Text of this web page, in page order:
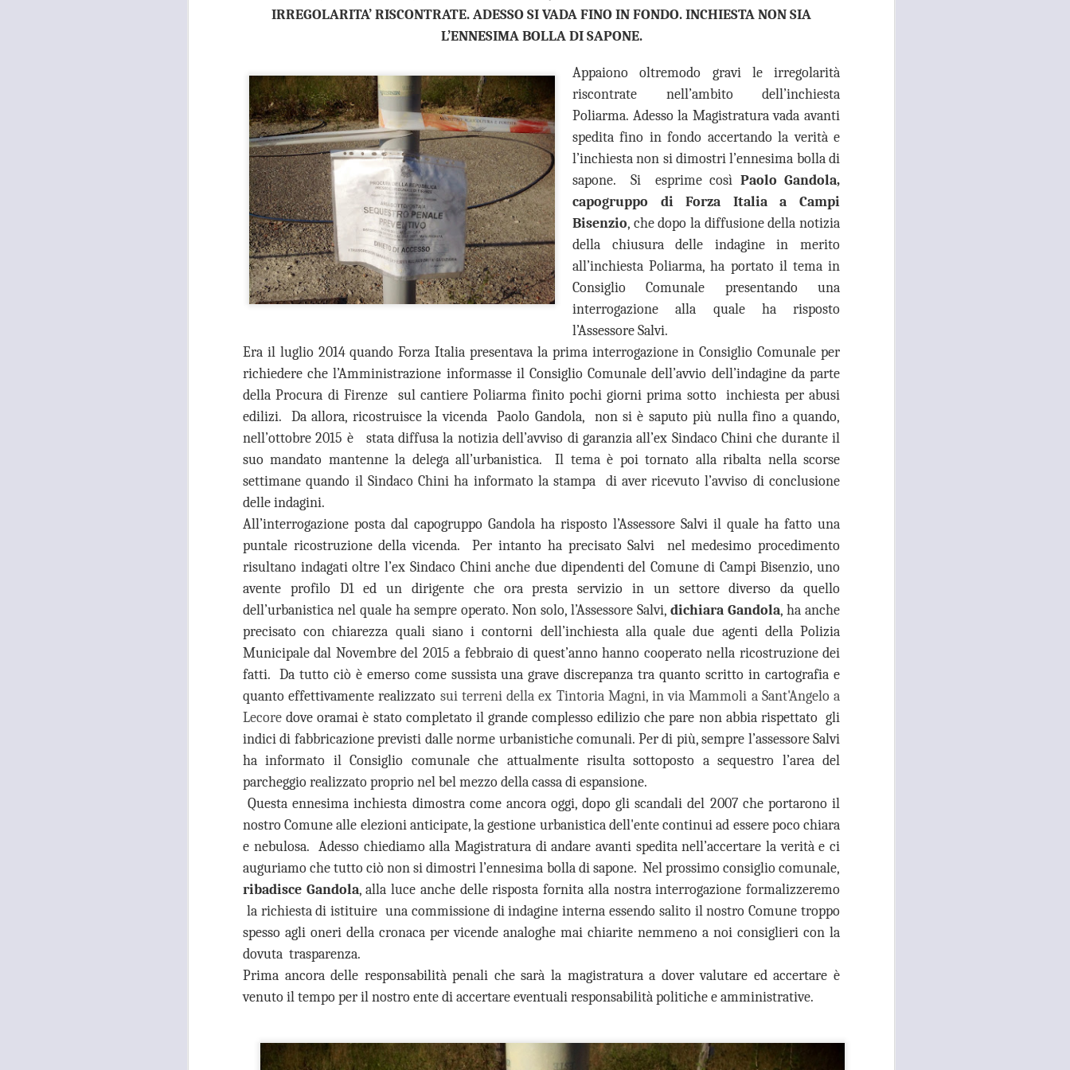
IRREGOLARITA’ RISCONTRATE. ADESSO SI VADA FINO IN FONDO. INCHIESTA NON SIA
L’ENNESIMA BOLLA DI SAPONE.
Appaiono oltremodo gravi le irregolarità
riscontrate nell’ambito dell’inchiesta
Poliarma. Adesso la Magistratura vada avanti
spedita fino in fondo accertando la verità e
l’inchiesta non si dimostri l’ennesima bolla di
sapone. Si esprime così Paolo Gandola,
capogruppo di Forza Italia a Campi
Bisenzio, che dopo la diffusione della notizia
della chiusura delle indagine in merito
all’inchiesta Poliarma, ha portato il tema in
Consiglio Comunale presentando una
interrogazione alla quale ha risposto
l’Assessore Salvi.
Era il luglio 2014 quando Forza Italia presentava la prima interrogazione in Consiglio Comunale per
richiedere che l’Amministrazione informasse il Consiglio Comunale dell’avvio dell’indagine da parte
della Procura di Firenze sul cantiere Poliarma finito pochi giorni prima sotto inchiesta per abusi
edilizi. Da allora, ricostruisce la vicenda Paolo Gandola, non si è saputo più nulla fino a quando,
nell’ottobre 2015 è stata diffusa la notizia dell’avviso di garanzia all’ex Sindaco Chini che durante il
suo mandato mantenne la delega all’urbanistica. Il tema è poi tornato alla ribalta nella scorse
settimane quando il Sindaco Chini ha informato la stampa di aver ricevuto l’avviso di conclusione
delle indagini.
All’interrogazione posta dal capogruppo Gandola ha risposto l’Assessore Salvi il quale ha fatto una
puntale ricostruzione della vicenda. Per intanto ha precisato Salvi nel medesimo procedimento
risultano indagati oltre l’ex Sindaco Chini anche due dipendenti del Comune di Campi Bisenzio, uno
avente profilo D1 ed un dirigente che ora presta servizio in un settore diverso da quello
dell’urbanistica nel quale ha sempre operato. Non solo, l’Assessore Salvi, dichiara Gandola, ha anche
precisato con chiarezza quali siano i contorni dell’inchiesta alla quale due agenti della Polizia
Municipale dal Novembre del 2015 a febbraio di quest’anno hanno cooperato nella ricostruzione dei
fatti. Da tutto ciò è emerso come sussista una grave discrepanza tra quanto scritto in cartografia e
quanto effettivamente realizzato sui terreni della ex Tintoria Magni, in via Mammoli a Sant'Angelo a
Lecore dove oramai è stato completato il grande complesso edilizio che pare non abbia rispettato gli
indici di fabbricazione previsti dalle norme urbanistiche comunali. Per di più, sempre l’assessore Salvi
ha informato il Consiglio comunale che attualmente risulta sottoposto a sequestro l’area del
parcheggio realizzato proprio nel bel mezzo della cassa di espansione.
Questa ennesima inchiesta dimostra come ancora oggi, dopo gli scandali del 2007 che portarono il
nostro Comune alle elezioni anticipate, la gestione urbanistica dell'ente continui ad essere poco chiara
e nebulosa. Adesso chiediamo alla Magistratura di andare avanti spedita nell’accertare la verità e ci
auguriamo che tutto ciò non si dimostri l’ennesima bolla di sapone. Nel prossimo consiglio comunale,
ribadisce Gandola, alla luce anche delle risposta fornita alla nostra interrogazione formalizzeremo
la richiesta diistituire una commissione di indagine interna essendo salito il nostro Comune troppo
spesso agli oneri della cronaca per vicende analoghe mai chiarite nemmeno a noi consiglieri con la
dovuta trasparenza.
Prima ancora delle responsabilità penali che sarà la magistratura a dover valutare ed accertare è
venuto il tempo per il nostro ente di accertare eventuali responsabilità politiche e amministrative.
“In vista dell’incontro già convocato per il 27 agosto prossimo, con
la conferenza dei sindaci ed i referenti dell’Asl Toscana Centro
della società della salute dell’area metropolitana fiorentina, che
parteciperanno all’incontro, facciano valere le ragioni dei territori
che rappresentano. Non servono balbettii, serve una risposta forte
ed unica contro lo smantellamento in corso del servizio di continuità
assistenziale”.
MOSTRA
TUTANKHAMON,
GANDOLA: “LA
GALLERIA DELLE
CARROZZE È DA
MESI OCCUPATA
SENZA PIÙ ALCUN
TITOLO"
MOSTRA TUTANKHAMON,
GANDOLA: “LA GALLERIA
DELLE CARROZZE È DA MESI
OCCUPATA SENZA PIÙ ALCUN
TITOLO. LA METROCITTÀ
PONGA IN ESSERE TUTTE LE
AZIONI NECESSARIE PER
RIENTRARE IN POSSESSO DEI
“La città Metropolitana di Firenze
rientri in possesso dei locali della
Medici Riccardi, oramai da mesi
occupati senza titolo, dalla
società che gestisce la mostra
AUG
26
MUSEO MANZI,
GANDOLA: MOLTO
BENE
L’INSTALLAZIONE
DEI CARTELLI
STRADALI, ADESSO
PERO’ OCCORRE
ACCELLERARE
LAVORI
MUSEO MANZI, GANDOLA:
DEI CARTELLI STRADALI PER
SEGNALARE IL MUSEO,
ADESSO PERO’ OCCORRE
ACCELLERARE NELL’AVVIO DEI
LAVORI PER LA MESSA IN
SICUREZZA DEI LOCALI
“Finalmente dopo circa 2 anni di
attesa dall’approvazione
presentata l’amministrazione
comunale ha provveduto ad
installare, proprio nei giorni scorsi,
i cartelli stradali che indicano la
presenza del museo Antonio
Manzi, accolto negli splendidi
saloni di villa Rucellai.
AUG
26
GUARDIA MEDICA,
DA MAGGIO A LUGLIO
SI SONO
REGISTRATE A
CAMPI BISENZIO 19
SCOPERTURE DEL
SERVIZIO. GANDOLA:
“UN FATTO
GUARDIA MEDICA, DA MAGGIO
A LUGLIO SI SONO
REGISTRATE A CAMPI
BISENZIO 19 SCOPERTURE
DEL SERVIZIO. GANDOLA: “UN
FATTO INACCETTABILE”
“Continua l’esodo della guardia
medica a Campi Bisenzio. Anche
in questi mesi estivi a causa della
cronica assenza del personale, a
Campi Bisenzio si sono svolte
numerose interruzioni del servizio
di Guardia Medica costringendo i
nostri cittadini a recarsi presso gli
Fiorentino o nell’area delle Signe”.
AUG
26
RISSA ED
ACCOLTELLAMENTO
A CAMPI BISENZIO IN
VIA CHIELLA E FURTI
DAI LOCALI DEL
CENTRO, GANDOLA
E QUERCIOLI: E’
TEMPO DI
ROTTA
RISSA ED ACCOLTELLAMENTO
A CAMPI BISENZIO IN VIA
CHIELLA E FURTI DAI LOCALI
DEL CENTRO, GANDOLA E
QUERCIOLI: E’ TEMPO DI
INVERTIRE LA ROTTA, A CAMPI
BISENZIO L'INSICUREZZA
DILAGA
“Durante questi mesi estivi sta
continuando, imperturbato, il
problema della mancata sicurezza
e della necessità di ripristinare la
quiete pubblica in più̀ zone di
Campi Bisenzio tra il capoluogo,
San Martino, San Lorenzo e San
AUG
NUOVE AULE UNIVERSITARIE ALL’INTERNO DEL
FERMO. L’AVVIO DEI LAVORI RINVIATO A META’
SETTEMBRE
NUOVE AULE UNIVERSITARIE ALL’INTERNO DEL POLO
SCIENTIFICO, GANDOLA: CANTIERE FERMO. L’AVVIO DEI LAVORI
RINVIATO A META’ SETTEMBRE
“Il protocollo sottoscritto è stato completamente disatteso.
AUG
FIRENZE ESCLUSA DALLE CITTÀ IN CORSA PER
OSPITARE L’EUROVISION SONG CONTEST.
GANDOLA: UNA PESSIMA NOTIZIA CHE
DIMOSTRA IL GRAVE DEFICIT
INFRASTRUTTURALE
FIRENZE ESCLUSA DALLE CITTÀ IN CORSA PER OSPITARE
L’EUROVISION SONG CONTEST.
AUG
26
CHIUSA LA FILIALE BANCARIA DI SAN DONNINO,
GANDOLA, CARUSO E TESI (FI): IL COMUNE NON
HA TUTELATO I RESIDENTI DELLA FRAZIONE.
CHIUSA LA FILIALE BANCARIA DI SAN DONNINO, GANDOLA,
CARUSO E TESI (FI): IL COMUNE NON HA TUTELATO I RESIDENTI
DELLA FRAZIONE.
"Nonostante le 500 firme raccolte dai residenti di San Donnino, la
direzione di Banca Intesa ha tirato dritto e la filiale della Cassa di
Risparmio di via Pistoiese ha chiuso per sempre nei giorni scorsi. Così
26
MORELLO, GANDOLA: I LAVORI, ATTESI DA 8